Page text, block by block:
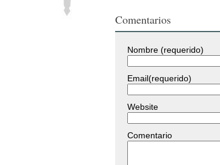
Comentarios
Nombre (requerido)
Email(requerido)
Website
Comentario